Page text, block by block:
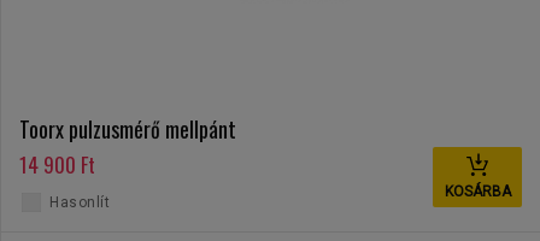
Toorx pulzusmérő mellpánt
14 900 Ft
KOSÁRBA
Hasonlít